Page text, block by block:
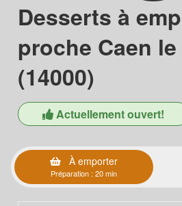
Desserts à
proche Caen
(14000)
Actuellement ouvert!
À emporter
Préparation : 20 min